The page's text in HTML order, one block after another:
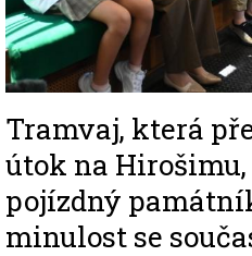
Tramvaj, která
útok na
pojízdný
minulost se